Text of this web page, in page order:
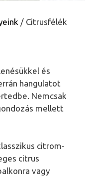
/ Citrusfélék
és
hangulatot
Nemcsak
mellett
citrom-
citrus
vagy